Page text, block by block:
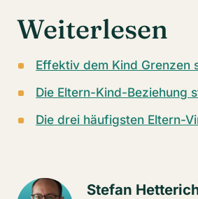
Weiterlesen
Effektiv dem Kind Grenzen
Die Eltern-Kind-Beziehung
Die drei häufigsten Eltern-
Stefan